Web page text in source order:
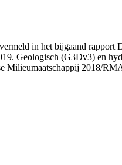
in het bijgaand
Geologisch (G3Dv3) en
Milieumaatschappij 2018/